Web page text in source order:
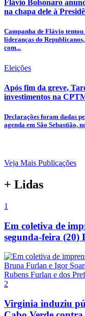
Flávio Bolsonaro
na chapa dele à
Campanha de Flávio
lideranças do
com...
Eleições
Após fim da greve,
investimentos na
Declarações foram dadas
agenda em São Sebastião,
Veja Mais Publicações
+ Lidas
1
Em coletiva de
segunda-feira (20)
2
Virginia induziu